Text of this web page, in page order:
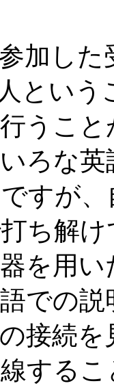
加した
とい
うこ
ろな英
すが
ち解
を用い
での
接続
する